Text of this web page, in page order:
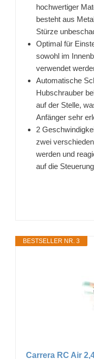
hochwertiger
besteht aus
Stürze
Optimal für
sowohl im
verwendet
Automatische
Hubschrauber
auf der Stelle,
Anfänger sehr
2
zwei
werden und
auf die Steuerung
BESTSELLER NR. 3
Carrera RC Air